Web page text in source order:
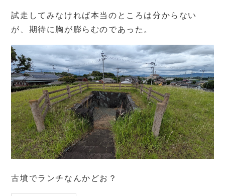
試走してみなければ本当のところは分からない
が、期待に胸が膨らむのであった。
古墳でランチなんかどお？